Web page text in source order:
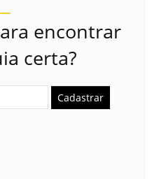
encontrar
certa?
Cadastrar